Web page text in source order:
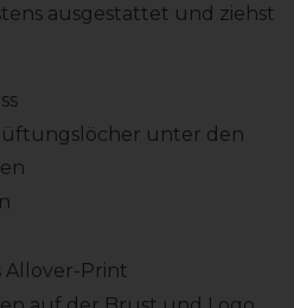
ausgestattet und ziehst
unter den
Allover-Print